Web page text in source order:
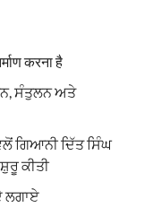
करना है
ਸੰਤੁਲਨ ਅਤੇ
ਗਿਆਨੀ ਦਿੱਤ ਸਿੰਘ
ਕੀਤੀ
ਲਗਾਏ